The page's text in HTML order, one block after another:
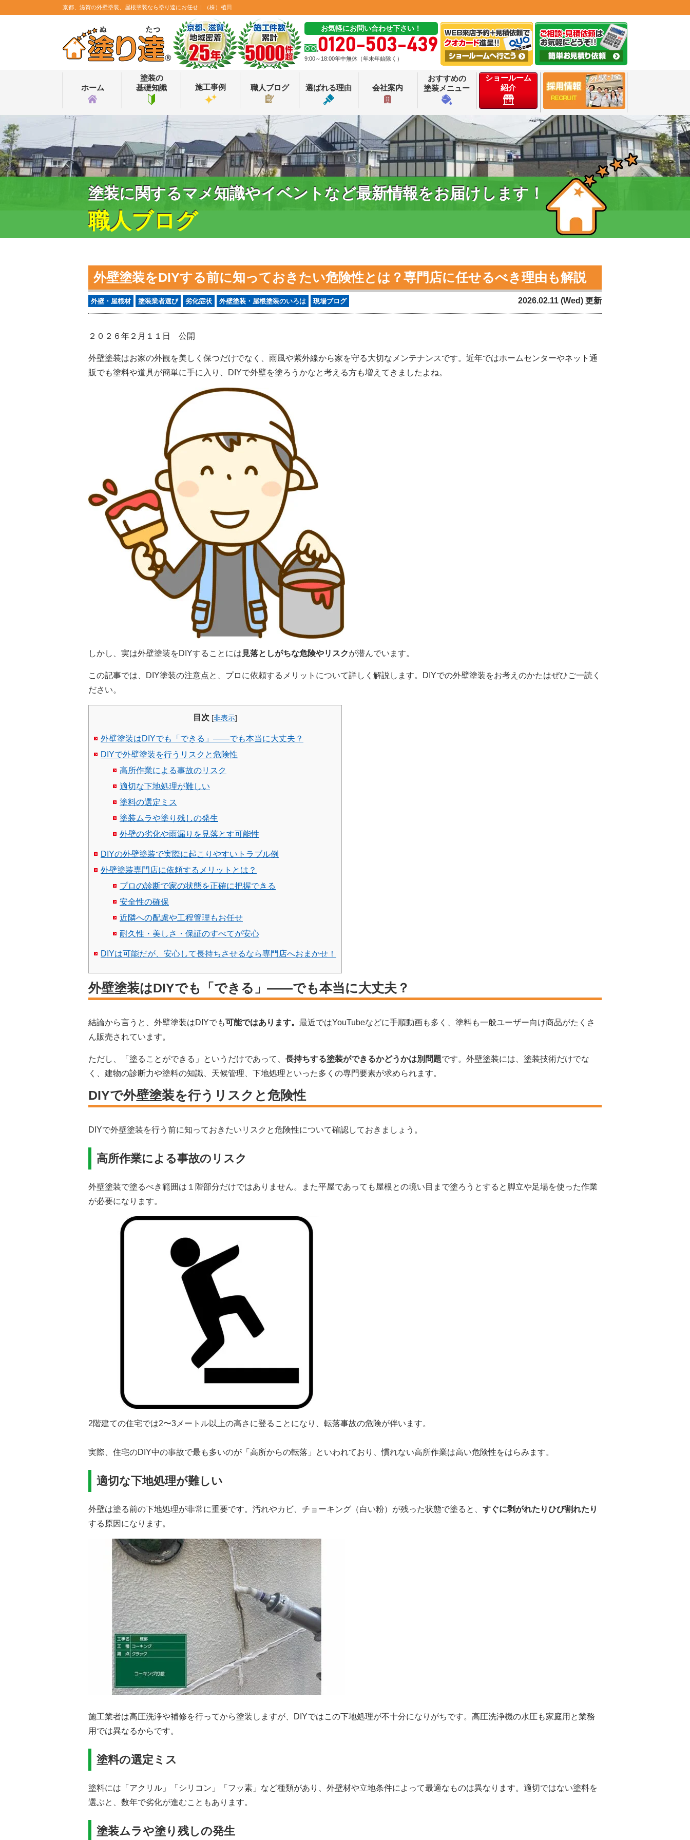
京都、滋賀の外壁塗装、屋根塗装なら塗り達にお任せ｜（株）植田
お気軽にお問い合わせ下さい！
0120-503-439
9:00～18:00年中無休（年末年始除く）
ホーム
塗装の
基礎知識
施工事例 職人ブログ 選ばれる理由 会社案内
おすすめの
塗装メニュー
ショールーム
紹介
塗装に関するマメ知識やイベントなど最新情報をお届けします！
職人ブログ
外壁塗装をDIYする前に知っておきたい危険性とは？専門店に任せるべき理由も解説
外壁・屋根材 塗装業者選び 劣化症状 外壁塗装・屋根塗装のいろは 現場ブログ 2026.02.11 (Wed) 更新
２０２６年２月１１日 公開
外壁塗装はお家の外観を美しく保つだけでなく、雨風や紫外線から家を守る大切なメンテナンスです。近年ではホームセンターやネット通
販でも塗料や道具が簡単に手に入り、DIYで外壁を塗ろうかなと考える方も増えてきましたよね。
しかし、実は外壁塗装をDIYすることには 見落としがちな危険やリスクが潜んでいます。
この記事では、DIY塗装の注意点と、プロに依頼するメリットについて詳しく解説します。DIYでの外壁塗装をお考えのかたはぜひご一読く
ださい。
目次 [非表示]
外壁塗装はDIYでも「できる」——でも本当に大丈夫？
DIYで外壁塗装を行うリスクと危険性
高所作業による事故のリスク
適切な下地処理が難しい
塗料の選定ミス
塗装ムラや塗り残しの発生
外壁の劣化や雨漏りを見落とす可能性
DIYの外壁塗装で実際に起こりやすいトラブル例
外壁塗装専門店に依頼するメリットとは？
プロの診断で家の状態を正確に把握できる
安全性の確保
近隣への配慮や工程管理もお任せ
耐久性・美しさ・保証のすべてが安心
DIYは可能だが、安心して長持ちさせるなら専門店へおまかせ！
外壁塗装はDIYでも「できる」——でも本当に大丈夫？
結論から言うと、外壁塗装はDIYでも可能ではあります。 最近ではYouTubeなどに手順動画も多く、塗料も一般ユーザー向け商品がたくさ
ん販売されています。
ただし、「塗ることができる」というだけであって、 長持ちする塗装ができるかどうかは別問題です。外壁塗装には、塗装技術だけでな
く、建物の診断力や塗料の知識、天候管理、下地処理といった多くの専門要素が求められます。
DIYで外壁塗装を行うリスクと危険性
DIYで外壁塗装を行う前に知っておきたいリスクと危険性について確認しておきましょう。
高所作業による事故のリスク
外壁塗装で塗るべき範囲は１階部分だけではありません。また平屋であっても屋根との境い目まで塗ろうとすると脚立や足場を使った作業
が必要になります。
2階建ての住宅では2〜3メートル以上の高さに登ることになり、転落事故の危険が伴います。
実際、住宅のDIY中の事故で最も多いのが「高所からの転落」といわれており、慣れない高所作業は高い危険性をはらみます。
適切な下地処理が難しい
外壁は塗る前の下地処理が非常に重要です。汚れやカビ、チョーキング（白い粉）が残った状態で塗ると、 すぐに剥がれたりひび割れたり
する原因になります。
施工業者は高圧洗浄や補修を行ってから塗装しますが、DIYではこの下地処理が不十分になりがちです。高圧洗浄機の水圧も家庭用と業務
用では異なるからです。
塗料の選定ミス
塗料には「アクリル」「シリコン」「フッ素」など種類があり、外壁材や立地条件によって最適なものは異なります。適切ではない塗料を
選ぶと、数年で劣化が進むこともあります。
塗装ムラや塗り残しの発生